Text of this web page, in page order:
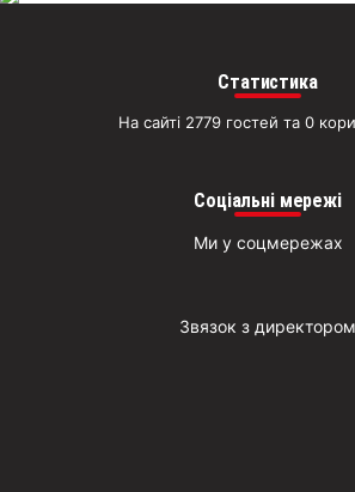
Статистика
На сайті 2779 гостей та 0
Соціальні мережі
Ми у соцмережах
Звязок з директором